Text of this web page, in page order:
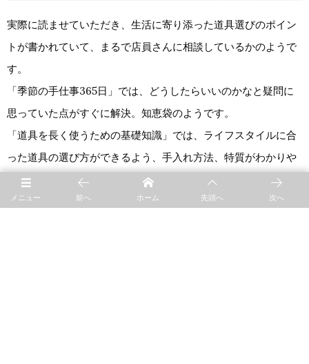
実際に読ませていただき、生活に寄り添った道具選びのポイン
トが書かれていて、まるで店員さんに相談しているかのようで
す。
「季節の手仕事365日」では、どうしたらいいのかなと疑問に
思っていた点がすぐに解決。知恵袋のようです。
「道具を長く使うための基礎知識」では、ライフスタイルに合
った道具の選び方ができるよう、手入れ方法、特質がわかりや
すく説明されています。
『「日本の手仕事・暮らしの道具店cotogoto」の愛用品じま
メニュー 前へ ホーム 先頭へ 次へ